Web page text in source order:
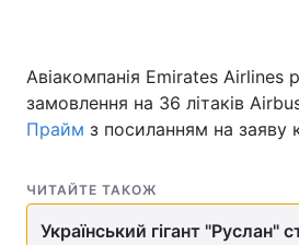
Авіакомпанія Emirates Airlines
замовлення на 36 літаків
Прайм з посиланням на заяву
ЧИТАЙТЕ ТАКОЖ
Український гігант "Руслан"